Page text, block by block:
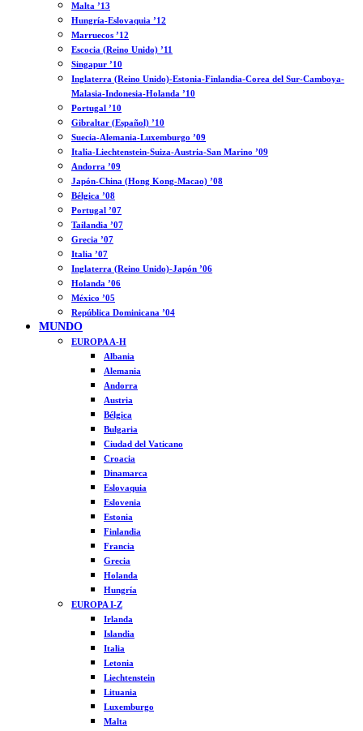
Malta ’13
Hungría-Eslovaquia ’12
Marruecos ’12
Escocia (Reino Unido) ’11
Singapur ’10
Inglaterra (Reino Unido)-Estonia-Finlandia-Corea del Sur-Camboya-
Malasia-Indonesia-Holanda ’10
Portugal ’10
Gibraltar (Español) ’10
Suecia-Alemania-Luxemburgo ’09
Italia-Liechtenstein-Suiza-Austria-San Marino ’09
Andorra ’09
Japón-China (Hong Kong-Macao) ’08
Bélgica ’08
Portugal ’07
Tailandia ’07
Grecia ’07
Italia ’07
Inglaterra (Reino Unido)-Japón ’06
Holanda ’06
México ’05
República Dominicana ’04
MUNDO
EUROPA A-H
Albania
Alemania
Andorra
Austria
Bélgica
Bulgaria
Ciudad del Vaticano
Croacia
Dinamarca
Eslovaquia
Eslovenia
Estonia
Finlandia
Francia
Grecia
Holanda
Hungría
EUROPA I-Z
Irlanda
Islandia
Italia
Letonia
Liechtenstein
Lituania
Luxemburgo
Malta